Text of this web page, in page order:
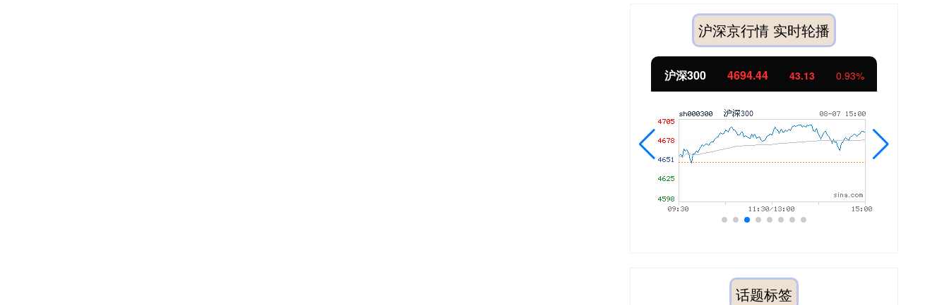
沪深京行情 实时轮播
0.93% 北证50 1134.24
话题标签